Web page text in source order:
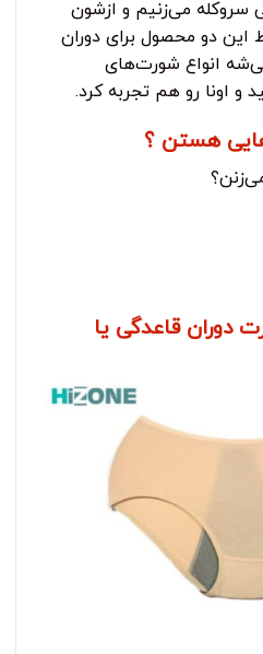
سروکله می‌زنیم و ازشون
این دو محصول برای دوران
انواع شورت‌های
و اونا رو هم تجربه کرد.
هستن ؟
دوران قاعدگی یا